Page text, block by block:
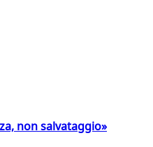
non salvataggio»